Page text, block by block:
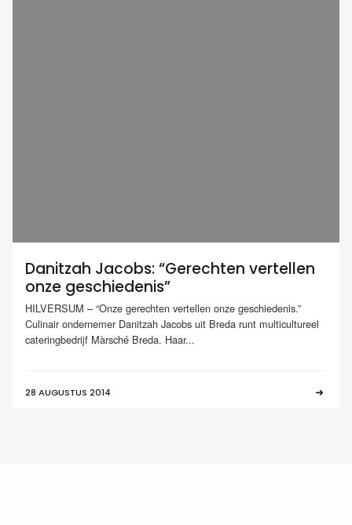
Danitzah Jacobs: “Gerechten vertellen
onze geschiedenis”
HILVERSUM – “Onze gerechten vertellen onze geschiedenis.”
Culinair ondernemer Danitzah Jacobs uit Breda runt multicultureel
cateringbedrijf Màrsché Breda. Haar...
28 AUGUSTUS 2014